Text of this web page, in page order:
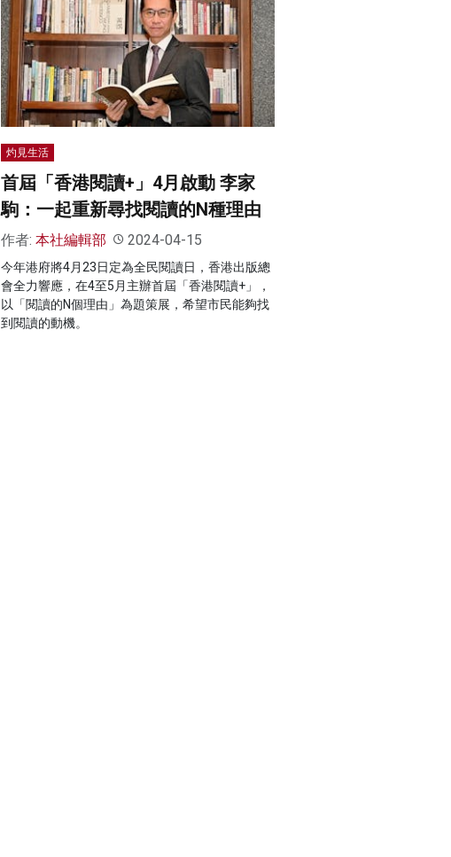
灼見生活
首屆「香港閱讀+」4月啟動 李家
駒：一起重新尋找閱讀的N種理由
作者: 本社編輯部 2024-04-15
今年港府將4月23日定為全民閱讀日，香港出版總
會全力響應，在4至5月主辦首屆「香港閱讀+」，
以「閱讀的N個理由」為題策展，希望市民能夠找
到閱讀的動機。